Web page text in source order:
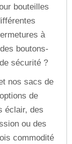
bouteilles
à
boutons-
sécurité ?
nos sacs de
de
éclair, des
ou des
commodité